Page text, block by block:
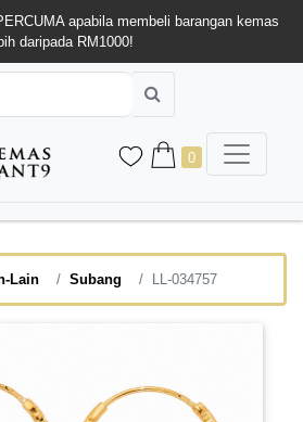
apabila membeli barangan kemas
daripada RM1000!
0
Lain Subang LL-034757